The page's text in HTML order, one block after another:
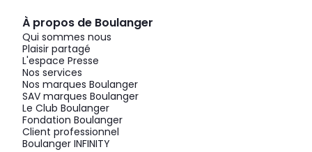
À propos de Boulanger
Qui sommes nous
Plaisir partagé
L'espace Presse
Nos services
Nos marques Boulanger
SAV marques Boulanger
Le Club Boulanger
Fondation Boulanger
Client professionnel
Boulanger INFINITY